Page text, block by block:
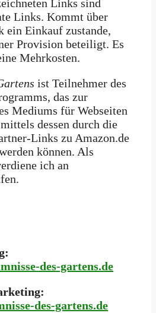
Links sind
Links. Kommt über
ein Einkauf zustande,
Provision beteiligt. Es
Mehrkosten.
ist Teilnehmer des
das zur
Mediums für Webseiten
dessen durch die
Links zu Amazon.de
können. Als
ich an
des-gartens.de
des-gartens.de